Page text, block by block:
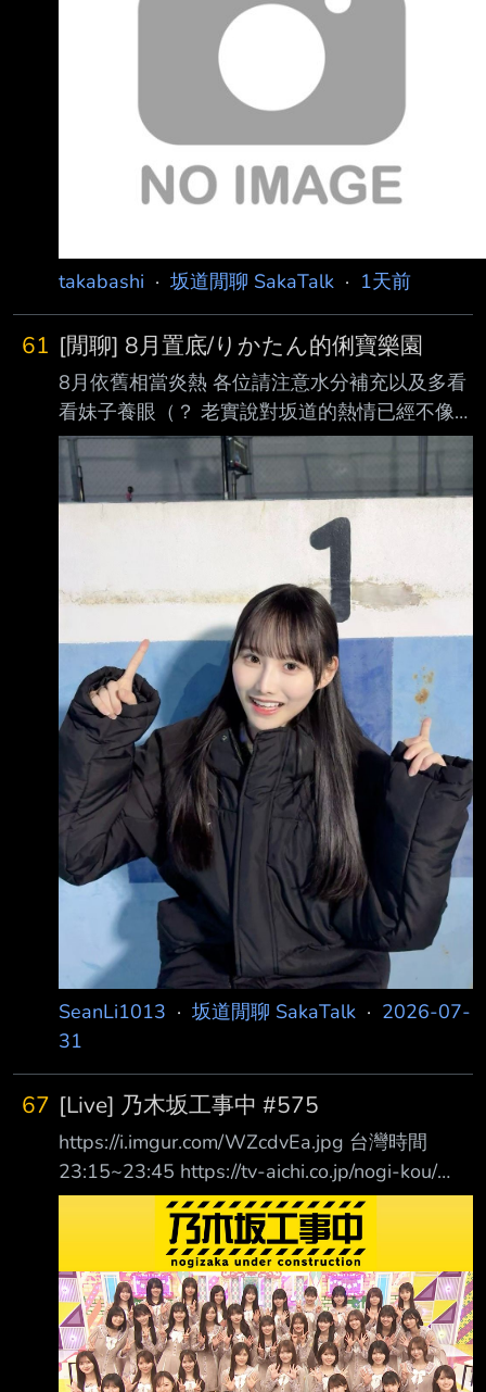
takabashi · 坂道閒聊 SakaTalk · 1天前
61 [閒聊] 8月置底/りかたん的俐寶樂園
8月依舊相當炎熱 各位請注意水分補充以及多看
看妹子養眼（？ 老實說對坂道的熱情已經不像
之前這麼強烈 現在固定就三坂番組必看而已 幾
乎沒在看整場LIVE了... 然後音番就喜歡的單曲才
會追這樣 今年坂道的曲子真的需要再加油一下
有些能當主打的曲子反而沒被選上真的很可惜呢
～ 8月壽星： 8月8日 賀喜遥香 8月20日 奥田い
ろは 8月18日 村井優 8月29日 藤吉夏鈴 8月1
日 高井俐香 8月6日 石塚瑶季 8月7日 藤嶌果歩
8月LIVE： 「真夏の全国ツアー2026 福岡公
演」 マリンメッセ福岡A館 8
SeanLi1013 · 坂道閒聊 SakaTalk · 2026-07-
31
67 [Live] 乃木坂工事中 #575
https://i.imgur.com/WZcdvEa.jpg 台灣時間
23:15~23:45 https://tv-aichi.co.jp/nogi-kou/
「チーム対抗！これいくら金？」後半戦！ メ
ンバーの意外なお買い物事情が明らかに！ さ
らに優勝商品に一同驚愕！？ https://tv-
aichi.co.jp/timetable/?
p=241078&s=0x8430&e=32955&ed=202607
27 【衝撃！買い物事情が明らかに 優勝商品
に一同驚愕！！】 ▼メンバーがプライベート